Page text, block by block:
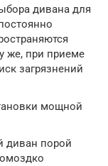
дивана для
же, при приеме
загрязнений
мощной
диван порой